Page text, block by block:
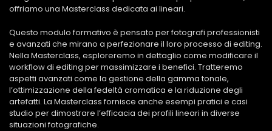
offriamo una Masterclass dedicata ai lineari.
Questo modulo formativo è pensato per fotografi professionisti
e avanzati che mirano a perfezionare il loro processo di editing.
Nella Masterclass, esploreremo in dettaglio come modificare il
workflow di editing per massimizzare i benefici. Tratteremo
aspetti avanzati come la gestione della gamma tonale,
l’ottimizzazione della fedeltà cromatica e la riduzione degli
artefatti. La Masterclass fornisce anche esempi pratici e casi
studio per dimostrare l’efficacia dei profili lineari in diverse
situazioni fotografiche.